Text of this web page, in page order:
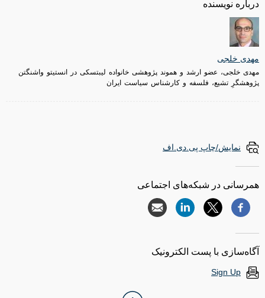
درباره نویسنده
مهدی خلجی
مهدی خلجی، عضو ارشد و هموند پژوهشی خانواده لیبتسکی در انستیتو واشنگتن
پژوهشگرِ تشیع، فلسفه و کارشناس سیاست ایران
نمایش/چاپ پی.دی.اف
همرسانی در شبکه‌های اجتماعی
آگاه‌سازی با پست الکترونیک
Sign Up